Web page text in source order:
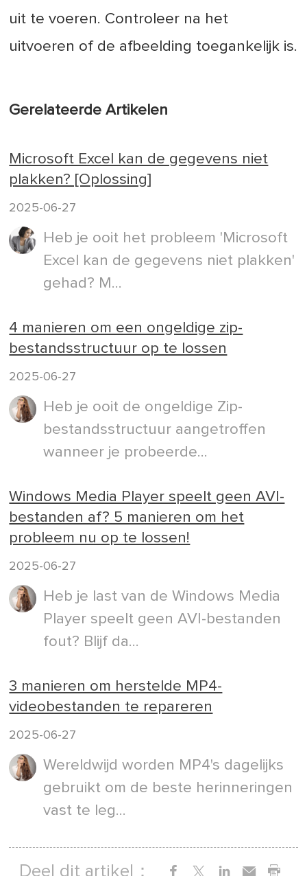
uit te voeren. Controleer na het
uitvoeren of de afbeelding toegankelijk is.
Gerelateerde Artikelen
Microsoft Excel kan de gegevens niet
plakken? [Oplossing]
2025-06-27
Heb je ooit het probleem 'Microsoft
Excel kan de gegevens niet plakken'
gehad? M...
4 manieren om een ongeldige zip-
bestandsstructuur op te lossen
2025-06-27
Heb je ooit de ongeldige Zip-
bestandsstructuur aangetroffen
wanneer je probeerde...
Windows Media Player speelt geen AVI-
bestanden af? 5 manieren om het
probleem nu op te lossen!
2025-06-27
Heb je last van de Windows Media
Player speelt geen AVI-bestanden
fout? Blijf da...
3 manieren om herstelde MP4-
videobestanden te repareren
2025-06-27
Wereldwijd worden MP4's dagelijks
gebruikt om de beste herinneringen
vast te leg...
Deel dit artikel：